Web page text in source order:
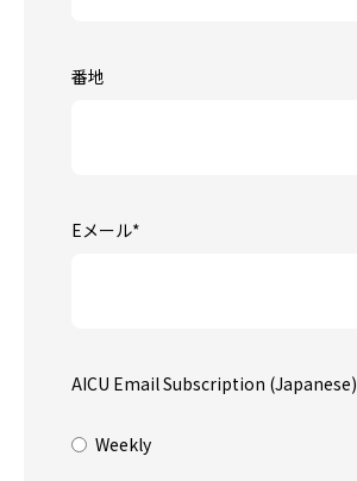
番地
Eメール*
AICU Email Subscription (Japanese)
Weekly